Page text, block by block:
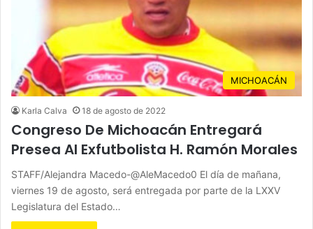
MICHOACÁN
Karla Calva 18 de agosto de 2022
Congreso De Michoacán Entregará
Presea Al Exfutbolista H. Ramón Morales
STAFF/Alejandra Macedo-@AleMacedo0 El día de mañana,
viernes 19 de agosto, será entregada por parte de la LXXV
Legislatura del Estado…